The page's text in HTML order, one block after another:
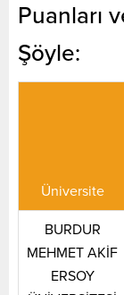
Puanları
Şöyle:
Üniversite
BURDUR
MEHMET AKİF
ERSOY